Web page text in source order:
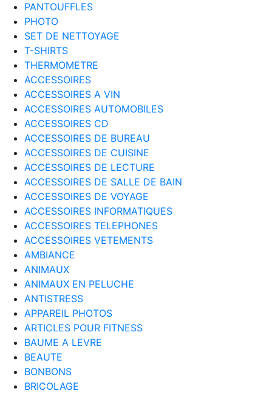
PANTOUFFLES
PHOTO
SET DE NETTOYAGE
T-SHIRTS
THERMOMETRE
ACCESSOIRES
ACCESSOIRES A VIN
ACCESSOIRES AUTOMOBILES
ACCESSOIRES CD
ACCESSOIRES DE BUREAU
ACCESSOIRES DE CUISINE
ACCESSOIRES DE LECTURE
ACCESSOIRES DE SALLE DE BAIN
ACCESSOIRES DE VOYAGE
ACCESSOIRES INFORMATIQUES
ACCESSOIRES TELEPHONES
ACCESSOIRES VETEMENTS
AMBIANCE
ANIMAUX
ANIMAUX EN PELUCHE
ANTISTRESS
APPAREIL PHOTOS
ARTICLES POUR FITNESS
BAUME A LEVRE
BEAUTE
BONBONS
BRICOLAGE